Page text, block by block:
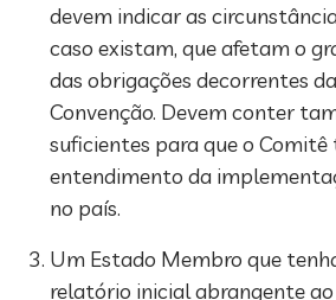
devem indicar as
caso existam, que afetam o
das obrigações decorrentes
Convenção. Devem conter
suficientes para que o
entendimento da
no país.
Um Estado Membro que
relatório inicial abrangente